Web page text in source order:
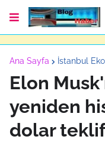
Ana Sayfa İstanbul
Elon
yeniden
dolar